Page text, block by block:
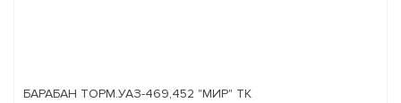
БАРАБАН ТОРМ.УАЗ-469,452 "МИР" ТК